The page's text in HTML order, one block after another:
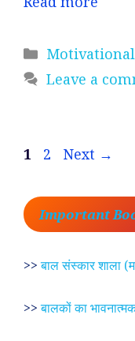
Categories
Motivational
Leave a
Page
1 Page
2 Next →
Important
>>बाल संस्कार शाला
>>बालकों का भावनात्मक